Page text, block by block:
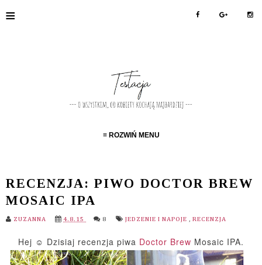
≡
≡ ROZWIŃ MENU
RECENZJA: PIWO DOCTOR BREW
MOSAIC IPA
ZUZANNA 4.8.15 8 JEDZENIE I NAPOJE RECENZJA
Hej ☺ Dzisiaj recenzja piwa Doctor Brew Mosaic IPA.